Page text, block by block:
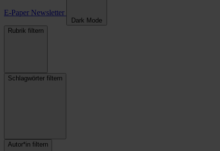
E-Paper Newsletter
Dark Mode
Rubrik filtern
Schlagwörter filtern
Autor*in filtern